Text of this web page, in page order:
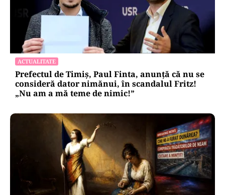
ACTUALITATE
Prefectul de Timiș, Paul Finta, anunță că nu se
consideră dator nimănui, în scandalul Fritz!
„Nu am a mă teme de nimic!”